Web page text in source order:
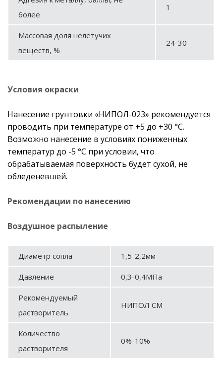
более
1
Массовая доля нелетучих
веществ, %
24-30
Условия окраски
Нанесение грунтовки «НИПОЛ-023» рекомендуется
проводить при температуре от +5 до +30 °С.
Возможно нанесение в условиях пониженных
температур до -5 °С при условии, что
обрабатываемая поверхность будет сухой, не
обледеневшей.
Рекомендации по нанесению
Воздушное распыление
Диаметр сопла 1,5-2,2мм
Давление 0,3-0,4МПа
Рекомендуемый
растворитель
НИПОЛ СМ
Количество
растворителя
0%-10%